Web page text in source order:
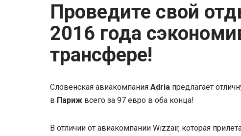
Проведите свой
2016 года
трансфере!
Словенская авиакомпания Adria предлагает
в Париж всего за 97 евро в оба конца!
В отличии от авиакомпании Wizzair, которая